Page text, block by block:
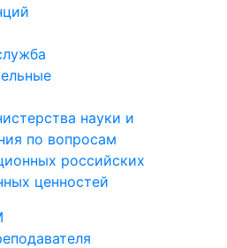
науки и
по вопросам
российских
ценностей